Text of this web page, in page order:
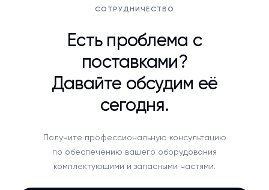
СОТРУДНИЧЕСТВО
Есть проблема с
поставками?
Давайте обсудим её
сегодня.
Получите профессиональную консультацию
по обеспечению вашего оборудования
комплектующими и запасными частями.